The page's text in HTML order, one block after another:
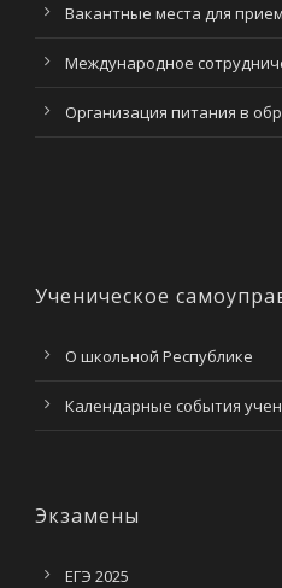
Вакантные места для
Международное
Организация питания в
Ученическое
О школьной Республике
Календарные события
Экзамены
ЕГЭ 2025